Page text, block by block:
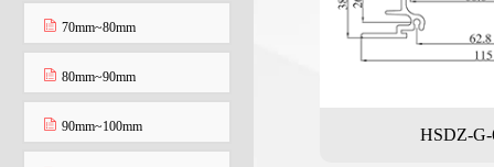
70mm~80mm
80mm~90mm
90mm~100mm HSDZ-G-